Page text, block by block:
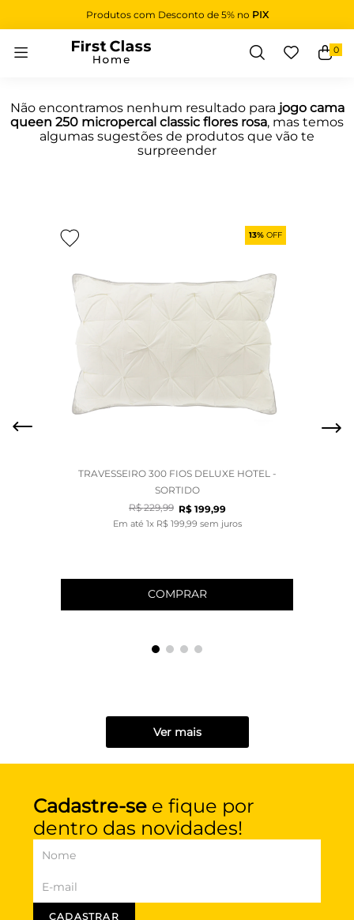
Produtos com Desconto de 5% no PIX
0
Não encontramos nenhum resultado para jogo cama
queen 250 micropercal classic flores rosa, mas temos
algumas sugestões de produtos que vão te
surpreender
13% OFF
TRAVESSEIRO 300 FIOS DELUXE HOTEL -
SORTIDO
R$ 229,99 R$ 199,99
Em até 1x R$ 199 99 sem juros
COMPRAR
Ver mais
Cadastre-se e fique por
dentro das novidades!
CADASTRAR